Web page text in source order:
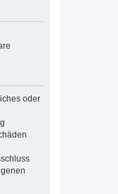
oder